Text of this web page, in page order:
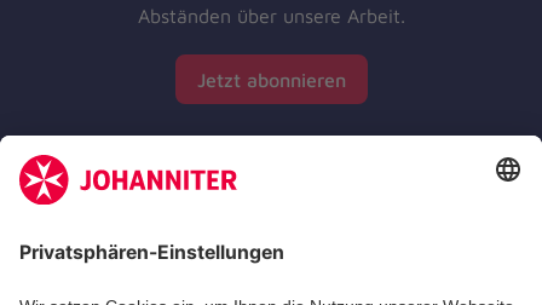
Abständen über unsere Arbeit.
Jetzt abonnieren
Zertifizierung der Johanniter-Unfall-Hilfe e.V.